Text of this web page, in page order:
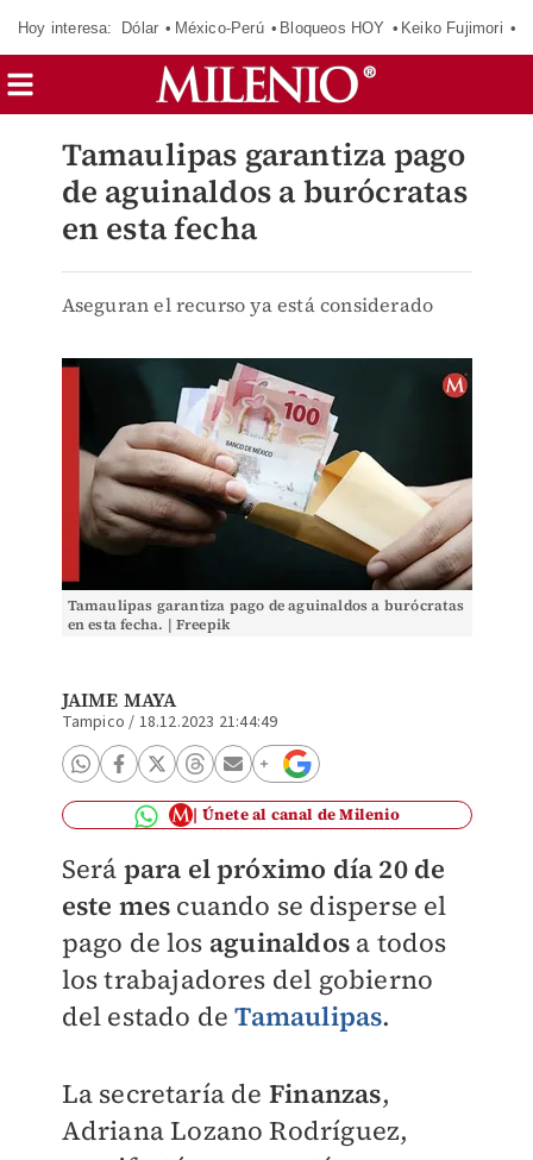
Hoy interesa: Dólar México-Perú Bloqueos HOY Keiko Fujimori
Tamaulipas garantiza pago
de aguinaldos a burócratas
en esta fecha
Aseguran el recurso ya está considerado
Tamaulipas garantiza pago de aguinaldos a burócratas
en esta fecha. | Freepik
JAIME MAYA
Tampico / 18.12.2023 21:44:49
Únete al canal de Milenio
Será para el próximo día 20 de
este mes cuando se disperse el
pago de los aguinaldos a todos
los trabajadores del gobierno
del estado deTamaulipas.
La secretaría de Finanzas,
Adriana Lozano Rodríguez,